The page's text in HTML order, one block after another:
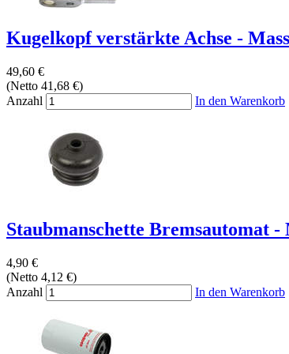
Kugelkopf verstärkte Achse -
49,60 €
(Netto 41,68 €)
Anzahl
In den Warenkorb
Staubmanschette Bremsautomat -
4,90 €
(Netto 4,12 €)
Anzahl
In den Warenkorb